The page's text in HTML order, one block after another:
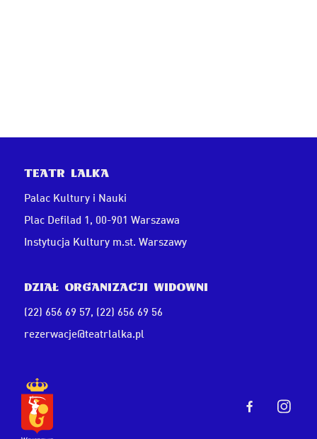
Teatr Lalka
Palac Kultury i Nauki
Plac Defilad 1, 00-901 Warszawa
Instytucja Kultury m.st. Warszawy
Dział Organizacji Widowni
(22) 656 69 57, (22) 656 69 56
rezerwacje@teatrlalka.pl
Przejdź do facebook
Przejdź